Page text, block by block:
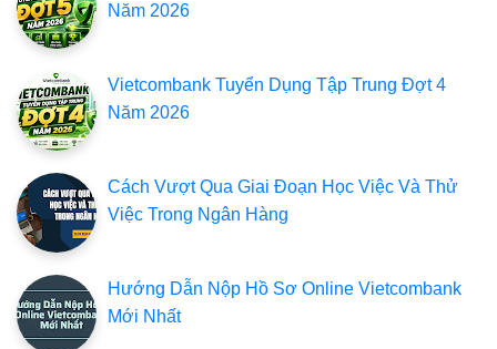
Năm 2026
Vietcombank Tuyển Dụng Tập Trung Đợt 4
Năm 2026
Cách Vượt Qua Giai Đoạn Học Việc Và Thử
Việc Trong Ngân Hàng
Hướng Dẫn Nộp Hồ Sơ Online Vietcombank
Mới Nhất